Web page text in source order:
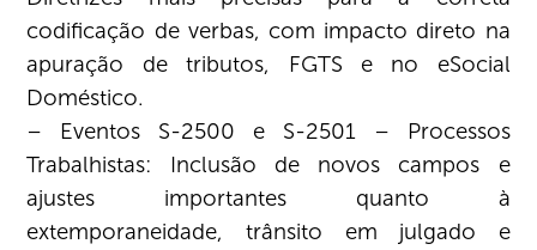
codificação de verbas, com impacto direto na
apuração de tributos, FGTS e no eSocial
Doméstico.
– Eventos S-2500 e S-2501 – Processos
Trabalhistas: Inclusão de novos campos e
ajustes importantes quanto à
extemporaneidade, trânsito em julgado e